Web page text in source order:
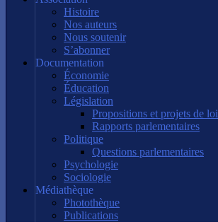
Histoire
Nos auteurs
Nous soutenir
S’abonner
Documentation
Économie
Éducation
Législation
Propositions et projets de loi
Rapports parlementaires
Politique
Questions parlementaires
Psychologie
Sociologie
Médiathèque
Photothèque
Publications